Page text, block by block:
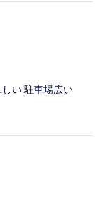
い 駐車場広い